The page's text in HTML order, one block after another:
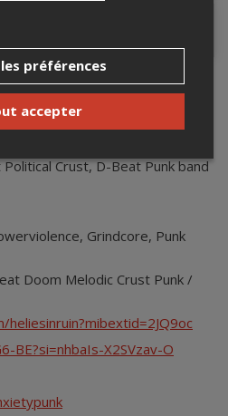
LIES IN RUIN -
DE VINYLE » (Female/
Crust, D-Beat Punk band
Grindcore, Punk
Doom Melodic Crust Punk /
BE?si=nhbaIs-X2SVzav-O
préférences
accepter